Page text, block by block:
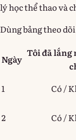
lý học thể thao và
Dùng bảng theo
Ngày
Tôi đã lắng
1
Có /
2 Có /